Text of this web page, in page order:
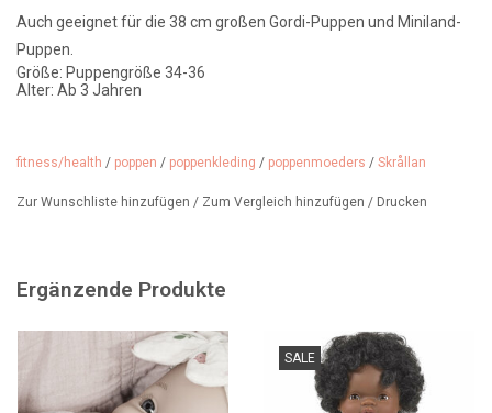
Auch geeignet für die 38 cm großen Gordi-Puppen und Miniland-
Puppen.
Größe: Puppengröße 34-36
Alter: Ab 3 Jahren
fitness/health / poppen / poppenkleding / poppenmoeders / Skrållan
Zur Wunschliste hinzufügen / Zum Vergleich hinzufügen / Drucken
Ergänzende Produkte
SALE